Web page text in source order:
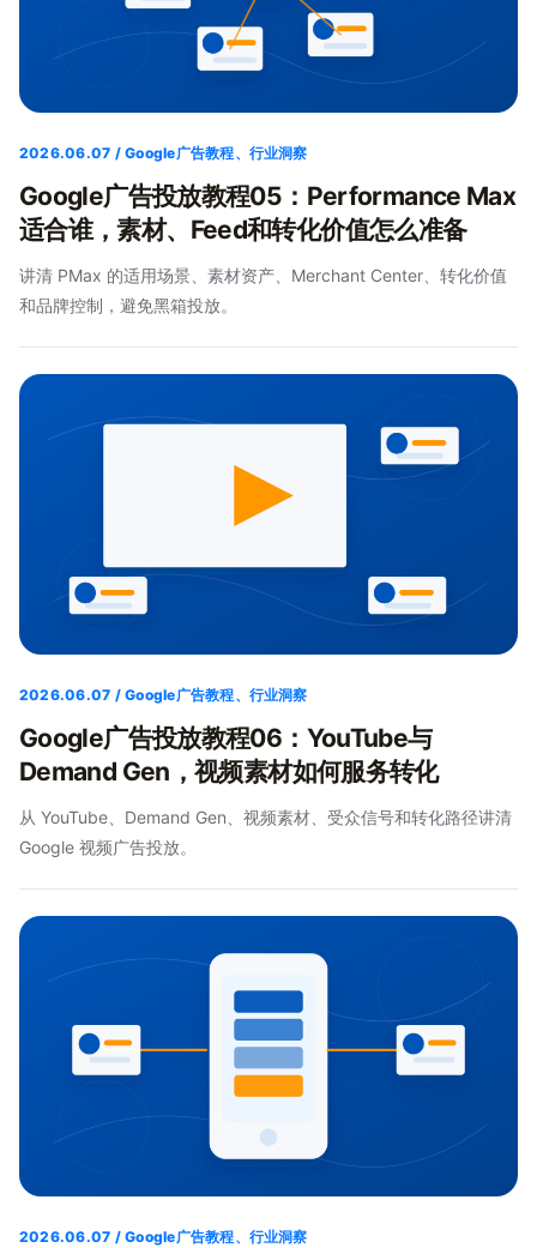
2026.06.07 / Google广告教程、行业洞察
Google广告投放教程05：Performance Max
适合谁，素材、Feed和转化价值怎么准备
讲清 PMax 的适用场景、素材资产、Merchant Center、转化价值
和品牌控制，避免黑箱投放。
2026.06.07 / Google广告教程、行业洞察
Google广告投放教程06：YouTube与
Demand Gen，视频素材如何服务转化
从 YouTube、Demand Gen、视频素材、受众信号和转化路径讲清
Google 视频广告投放。
2026.06.07 / Google广告教程、行业洞察